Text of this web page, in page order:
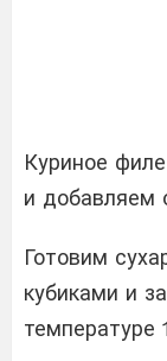
Куриное
и добавляем
Готовим
кубиками и
температуре